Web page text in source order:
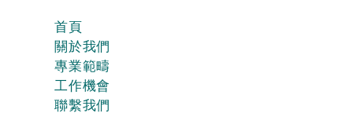
首頁
關於我們
專業範疇
工作機會
聯繫我們